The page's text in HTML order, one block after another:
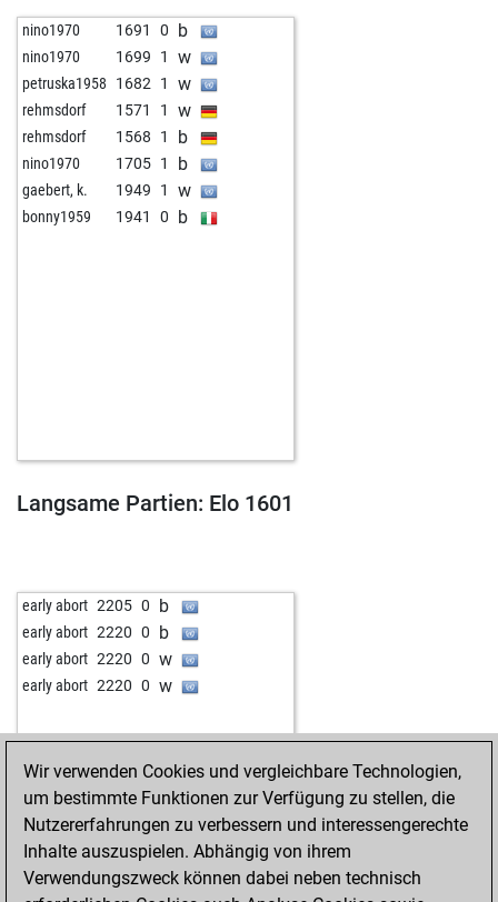
b
patram 1501 w
ingo neumann 1507 b
early abort 2157 w
don rodrigo 1325 b
cousin 1551 b
early abort 2220 w
nino1970 1691 0 b
nino1970 1699 1 w
petruska1958 1682 1 w
rehmsdorf 1571 1 w
rehmsdorf 1568 1 b
nino1970 1705 1 b
gaebert, k. 1949 1 w
bonny1959 1941 0 b
Langsame Partien: Elo 1601
early abort 2205 0 b
early abort 2220 0 b
early abort 2220 0 w
early abort 2220 0 w
Wir verwenden Cookies und vergleichbare Technologien,
um bestimmte Funktionen zur Verfügung zu stellen, die
Nutzererfahrungen zu verbessern und interessengerechte
Inhalte auszuspielen. Abhängig von ihrem
Verwendungszweck können dabei neben technisch